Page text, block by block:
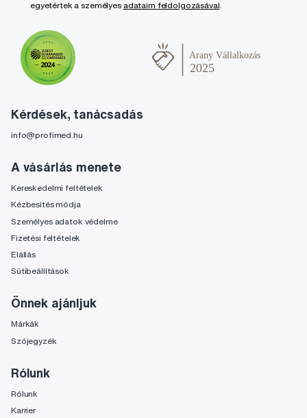
Kérdések, tanácsadás
info@profimed.hu
A vásárlás menete
Kereskedelmi feltételek
Kézbesítés módja
Személyes adatok védelme
Fizetési feltételek
Elállás
Sütibeállítások
Önnek ajánljuk
Márkák
Szójegyzék
Rólunk
Rólunk
Karrier
egyetértek a személyes adataim feldolgozásával